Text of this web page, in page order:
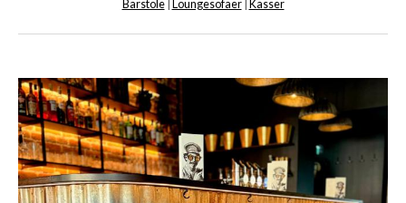
Barstole| Loungesofaer| Kasser